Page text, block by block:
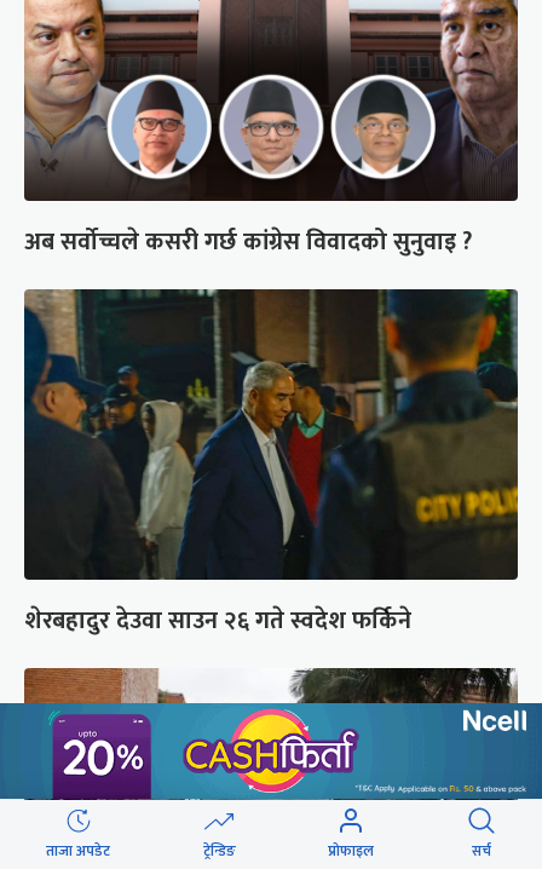
अब सर्वोच्चले कसरी गर्छ कांग्रेस विवादको सुनुवाइ ?
शेरबहादुर देउवा साउन २६ गते स्वदेश फर्किने
ताजा अपडेट ट्रेन्डिङ प्रोफाइल सर्च